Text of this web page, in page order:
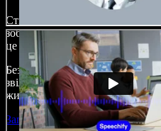
Створюйте озвучення,
зображення, музику, відео,
це в цілісні, захопливі аудіо-
Без складного навчання й
звільняються від традиційних
життя будь-які ідеї.
Запустити Studio